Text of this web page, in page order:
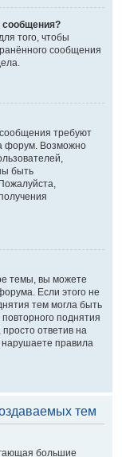
сообщения?
того, чтобы
сообщения
требуют
форум. Возможно
быть
темы, вы можете
Если этого не
тем могла быть
поднятия
ответив на
нарушаете правила
тем
большие